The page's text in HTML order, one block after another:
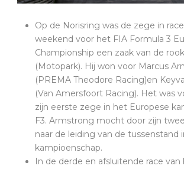
Op de Norisring was de zege in
weekend voor het FIA Formula 3
Championship een zaak van de
(Motopark). Hij won voor Marcus
(PREMA Theodore Racing)en
(Van Amersfoort Racing). Het was
zijn eerste zege in het Europese
F3. Armstrong mocht door zijn
naar de leiding van de tussenstand
kampioenschap.
In de derde en afsluitende race van